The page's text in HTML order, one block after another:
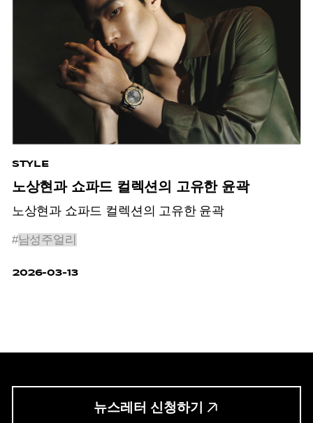
STYLE
노상현과 쇼파드 컬렉션의 고유한 윤곽
노상현과 쇼파드 컬렉션의 고유한 윤곽
#남성주얼리
2026-03-13
뉴스레터 신청하기